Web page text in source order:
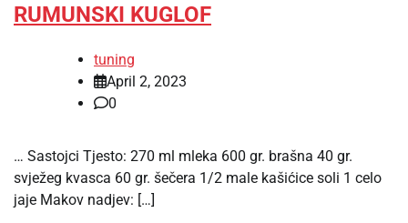
RUMUNSKI KUGLOF
tuning
April 2, 2023
0
… Sastojci Tjesto: 270 ml mleka 600 gr. brašna 40 gr.
svježeg kvasca 60 gr. šečera 1/2 male kašićice soli 1 celo
jaje Makov nadjev: […]